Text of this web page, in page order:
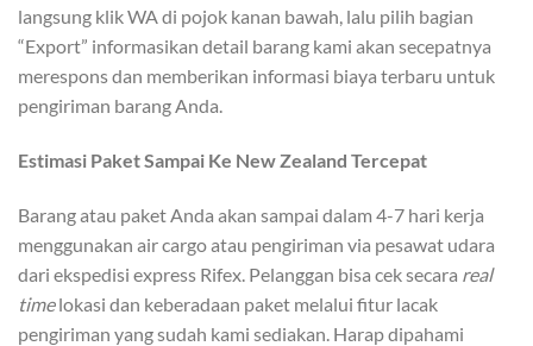
langsung klik WA di pojok kanan bawah, lalu pilih bagian
“Export” informasikan detail barang kami akan secepatnya
merespons dan memberikan informasi biaya terbaru untuk
pengiriman barang Anda.
Estimasi Paket Sampai Ke New Zealand Tercepat
Barang atau paket Anda akan sampai dalam 4-7 hari kerja
menggunakan air cargo atau pengiriman via pesawat udara
dari ekspedisi express Rifex. Pelanggan bisa cek secara real
timelokasi dan keberadaan paket melalui fitur lacak
pengiriman yang sudah kami sediakan. Harap dipahami